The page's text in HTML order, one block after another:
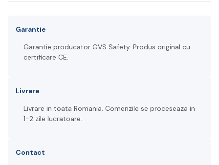
Garantie
Garantie producator GVS Safety. Produs original cu
certificare CE.
Livrare
Livrare in toata Romania. Comenzile se proceseaza in
1-2 zile lucratoare.
Contact